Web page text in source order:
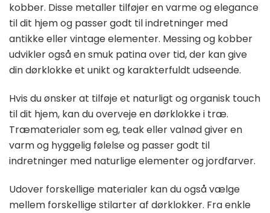
kobber. Disse metaller tilføjer en varme og elegance
til dit hjem og passer godt til indretninger med
antikke eller vintage elementer. Messing og kobber
udvikler også en smuk patina over tid, der kan give
din dørklokke et unikt og karakterfuldt udseende.
Hvis du ønsker at tilføje et naturligt og organisk touch
til dit hjem, kan du overveje en dørklokke i træ.
Træmaterialer som eg, teak eller valnød giver en
varm og hyggelig følelse og passer godt til
indretninger med naturlige elementer og jordfarver.
Udover forskellige materialer kan du også vælge
mellem forskellige stilarter af dørklokker. Fra enkle